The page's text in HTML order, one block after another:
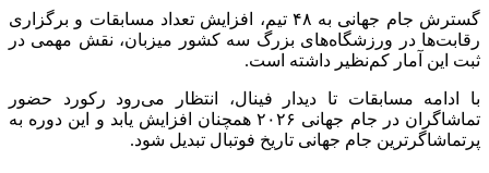
گسترش جام جهانی به ۴۸ تیم، افزایش تعداد مسابقات و برگزاری
رقابت‌ها در ورزشگاه‌های بزرگ سه کشور میزبان، نقش مهمی در
ثبت این آمار کم‌نظیر داشته است.
با ادامه مسابقات تا دیدار فینال، انتظار می‌رود رکورد حضور
تماشاگران در جام جهانی ۲۰۲۶ همچنان افزایش یابد و این دوره به
پرتماشاگرترین جام جهانی تاریخ فوتبال تبدیل شود.